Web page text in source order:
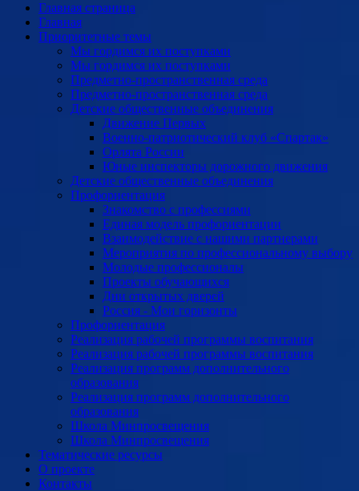
Главная страница
Главная
Приоритетные темы
Мы гордимся их поступками
Мы гордимся их поступками
Предметно-пространственная среда
Предметно-пространственная среда
Детские общественные объединения
Движение Первых
Военно-патриотический клуб «Спартак»
Орлята России
Юные инспекторы дорожного движения
Детские общественные объединения
Профориентация
Знакомство с профессиями
Единая модель профориентации
Взаимодействие с нашими партнерами
Мероприятия по профессиональному выбору
Молодые профессионалы
Проекты обучающихся
Дни открытых дверей
Россия - Мои горизонты
Профориентация
Реализация рабочей программы воспитания
Реализация рабочей программы воспитания
Реализация программ дополнительного
образования
Реализация программ дополнительного
образования
Школа Минпросвещения
Школа Минпросвещения
Тематические ресурсы
О проекте
Контакты